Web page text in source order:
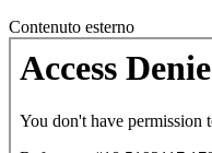
Contenuto esterno